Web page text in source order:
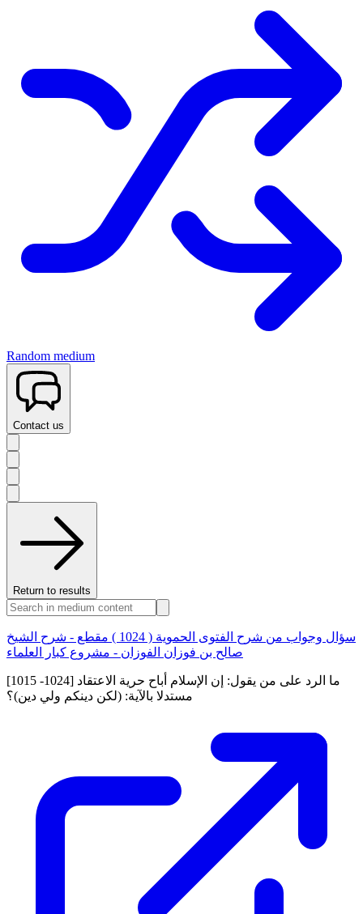
Random medium
Contact us
Return to results
سؤال وجواب من شرح الفتوى الحموية ( 1024 ) مقطع - شرح الشيخ
صالح بن فوزان الفوزان - مشروع كبار العلماء
[1015 -1024] ما الرد على من يقول: إن الإسلام أباح حرية الاعتقاد
مستدلا بالآية: (لكن دينكم ولي دين)؟